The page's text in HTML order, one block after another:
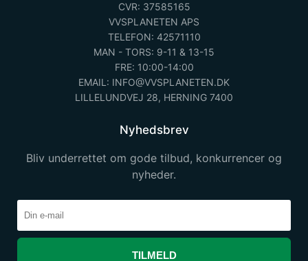
CVR: 37585165
VVSPLANETEN APS
TELEFON: 42571110
MAN - TORS: 9-11 & 13-15
FRE: 10:00-14:00
EMAIL: INFO@VVSPLANETEN.DK
LILLELUNDVEJ 28, HERNING 7400
Nyhedsbrev
Bliv underrettet om gode tilbud, konkurrencer og
nyheder.
TILMELD